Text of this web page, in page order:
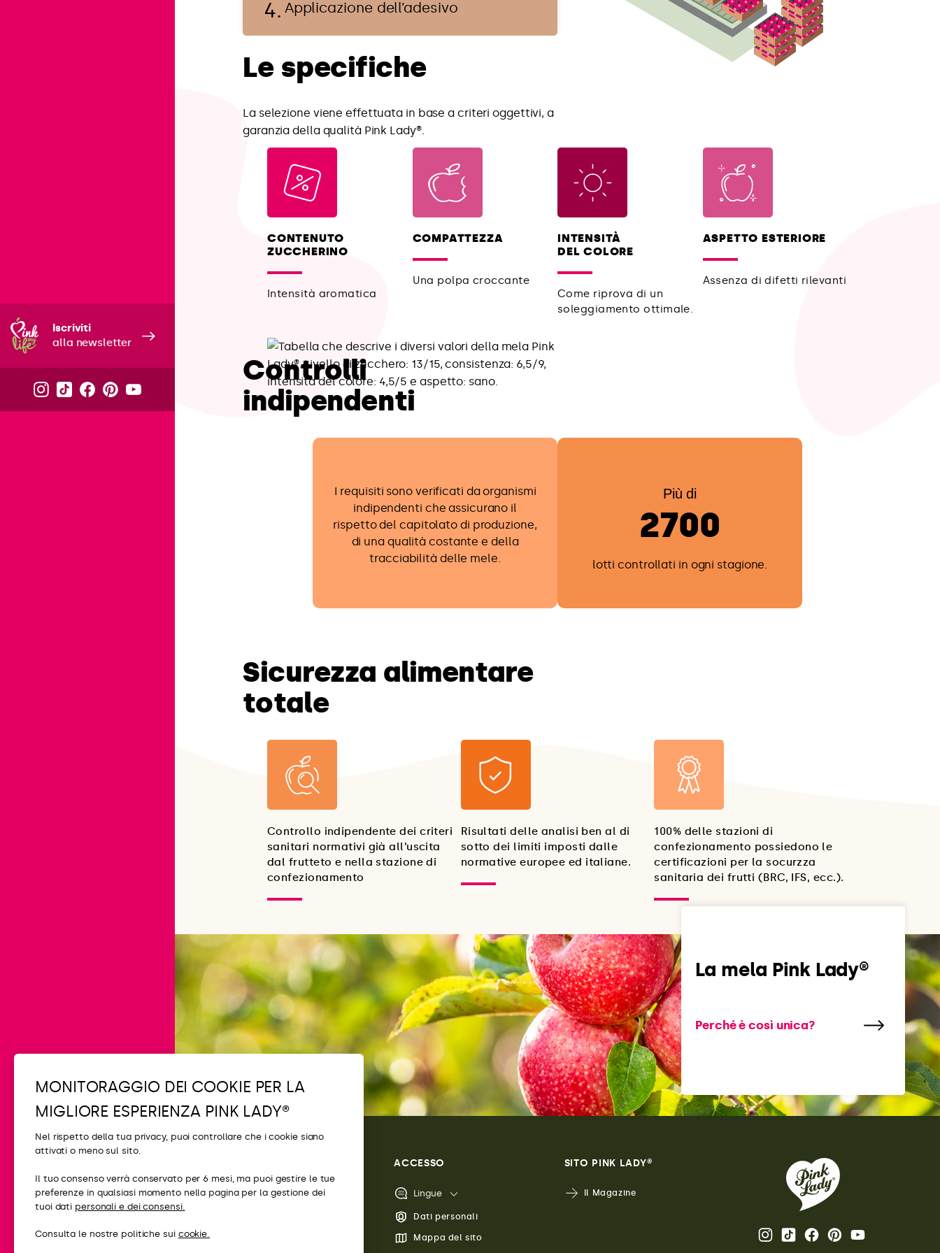
Iscriviti
alla newsletter
t
a
Applicazione dell’adesivo
Le specifiche
La selezione viene effettuata in base a criteri oggettivi, a
garanzia della qualità Pink Lady®.
CONTENUTO
ZUCCHERINO
Intensità aromatica
COMPATTEZZA
Una polpa croccante
INTENSITÀ
DEL COLORE
Come riprova di un
soleggiamento ottimale.
ASPETTO ESTERIORE
Assenza di difetti rilevanti
Controlli
indipendenti
I requisiti sono verificati da organismi
indipendenti che assicurano il
rispetto del capitolato di produzione,
di una qualità costante e della
tracciabilità delle mele.
Più di
2700
lotti controllati in ogni stagione.
Sicurezza alimentare
totale
Controllo indipendente dei criteri
sanitari normativi già all’uscita
dal frutteto e nella stazione di
confezionamento
Risultati delle analisi ben al di
sotto dei limiti imposti dalle
normative europee ed italiane.
100% delle stazioni di
confezionamento possiedono le
certificazioni per la socurzza
sanitaria dei frutti (BRC, IFS, ecc.).
La mela Pink Lady®
Perché è così unica?
FAQ
ACCESSO
Lingue
Dati personali
Mappa del sito
SITO PINK LADY®
Il Magazine
MONITORAGGIO DEI COOKIE PER LA
MIGLIORE ESPERIENZA PINK LADY®
Nel rispetto della tua privacy, puoi controllare che i cookie siano
attivati ​​o meno sul sito.
Il tuo consenso verrà conservato per 6 mesi, ma puoi gestire le tue
preferenze in qualsiasi momento nella pagina per la gestione dei
tuoi dati personali e dei consensi.
Consulta le nostre politiche sui cookie.